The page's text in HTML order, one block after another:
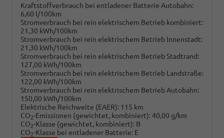
Kraftstoffverbrauch bei entladener Batterie Autobahn:
6,60 l/100km
Stromverbrauch bei rein elektrischem Betrieb kombiniert:
21,30 kWh/100km
Stromverbrauch bei rein elektrischem Betrieb Innenstadt:
21,30 kWh/100km
Stromverbrauch bei rein elektrischem Betrieb Stadtrand:
127,00 kWh/100km
Stromverbrauch bei rein elektrischem Betrieb Landstraße:
122,00 kWh/100km
Stromverbrauch bei rein elektrischem Betrieb Autobahn:
150,00 kWh/100km
Elektrische Reichweite (EAER): 115 km
CO2-Emissionen (gewichtet, kombiniert):40,00 g/km
CO2-Klasse (gewichtet, kombiniert): B
CO2-Klasse bei entladener Batterie: E